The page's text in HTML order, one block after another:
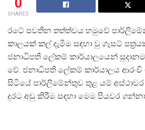
SHARES
රටේ පවතින තත්ත්වය හමුවේ
කාලයක් කල් දැමීම සඳහා වු ගැසට්
ජනාධිපති ලේකම් කාර්යාලයෙන්
වේ. ජනාධිපති ලේකම් කාර්යාලය
සිටියේ පාර්ලිමේන්තුව තුළ යම්
දුරට අඩු කිරීම සඳහා මෙම පියවර